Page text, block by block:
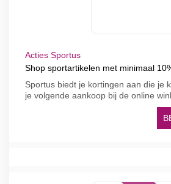
Acties Sportus
Shop sportartikelen met minimaal
Sportus biedt je kortingen aan die je
je volgende aankoop bij de online